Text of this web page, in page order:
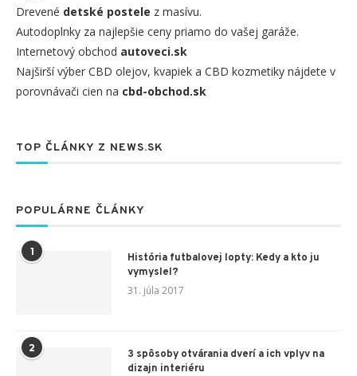
Drevené detské postele z masívu.
Autodoplnky za najlepšie ceny priamo do vašej garáže.
Internetový obchod autoveci.sk
Najširší výber CBD olejov, kvapiek a CBD kozmetiky nájdete v
porovnávači cien na cbd-obchod.sk
TOP ČLÁNKY Z NEWS.SK
POPULÁRNE ČLÁNKY
1
História futbalovej lopty: Kedy a kto ju
vymyslel?
31. júla 2017
2
3 spôsoby otvárania dverí a ich vplyv na
dizajn interiéru